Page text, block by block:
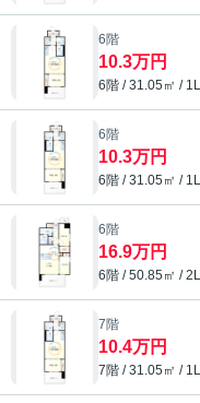
6階
10.3万円
6階 / 31.05㎡ /
6階
10.3万円
6階 / 31.05㎡ /
6階
16.9万円
6階 / 50.85㎡ /
7階
10.4万円
7階 / 31.05㎡ /